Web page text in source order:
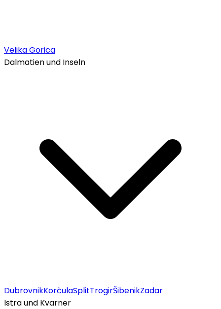
Velika Gorica
Dalmatien und Inseln
DubrovnikKorčulaSplitTrogirŠibenikZadar
Istra und Kvarner